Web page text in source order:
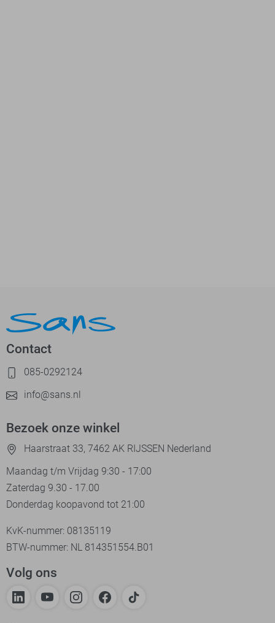
Contact
085-0292124
info@sans.nl
Bezoek onze winkel
Haarstraat 33, 7462 AK RIJSSEN Nederland
Maandag t/m Vrijdag 9:30 - 17:00
Zaterdag 9.30 - 17.00
Donderdag koopavond tot 21:00
KvK-nummer: 08135119
BTW-nummer: NL 814351554.B01
Volg ons